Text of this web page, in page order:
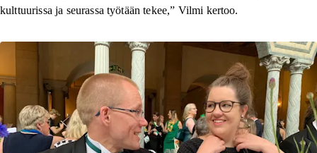
kulttuurissa ja seurassa työtään tekee,” Vilmi kertoo.